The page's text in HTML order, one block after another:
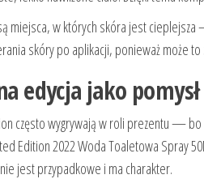
miejsca, w których skóra jest
skóry po aplikacji, ponieważ może
edycja jako
często wygrywają w roli prezentu — bo
Edition 2022 Woda Toaletowa Spray
jest przypadkowe i ma charakter.